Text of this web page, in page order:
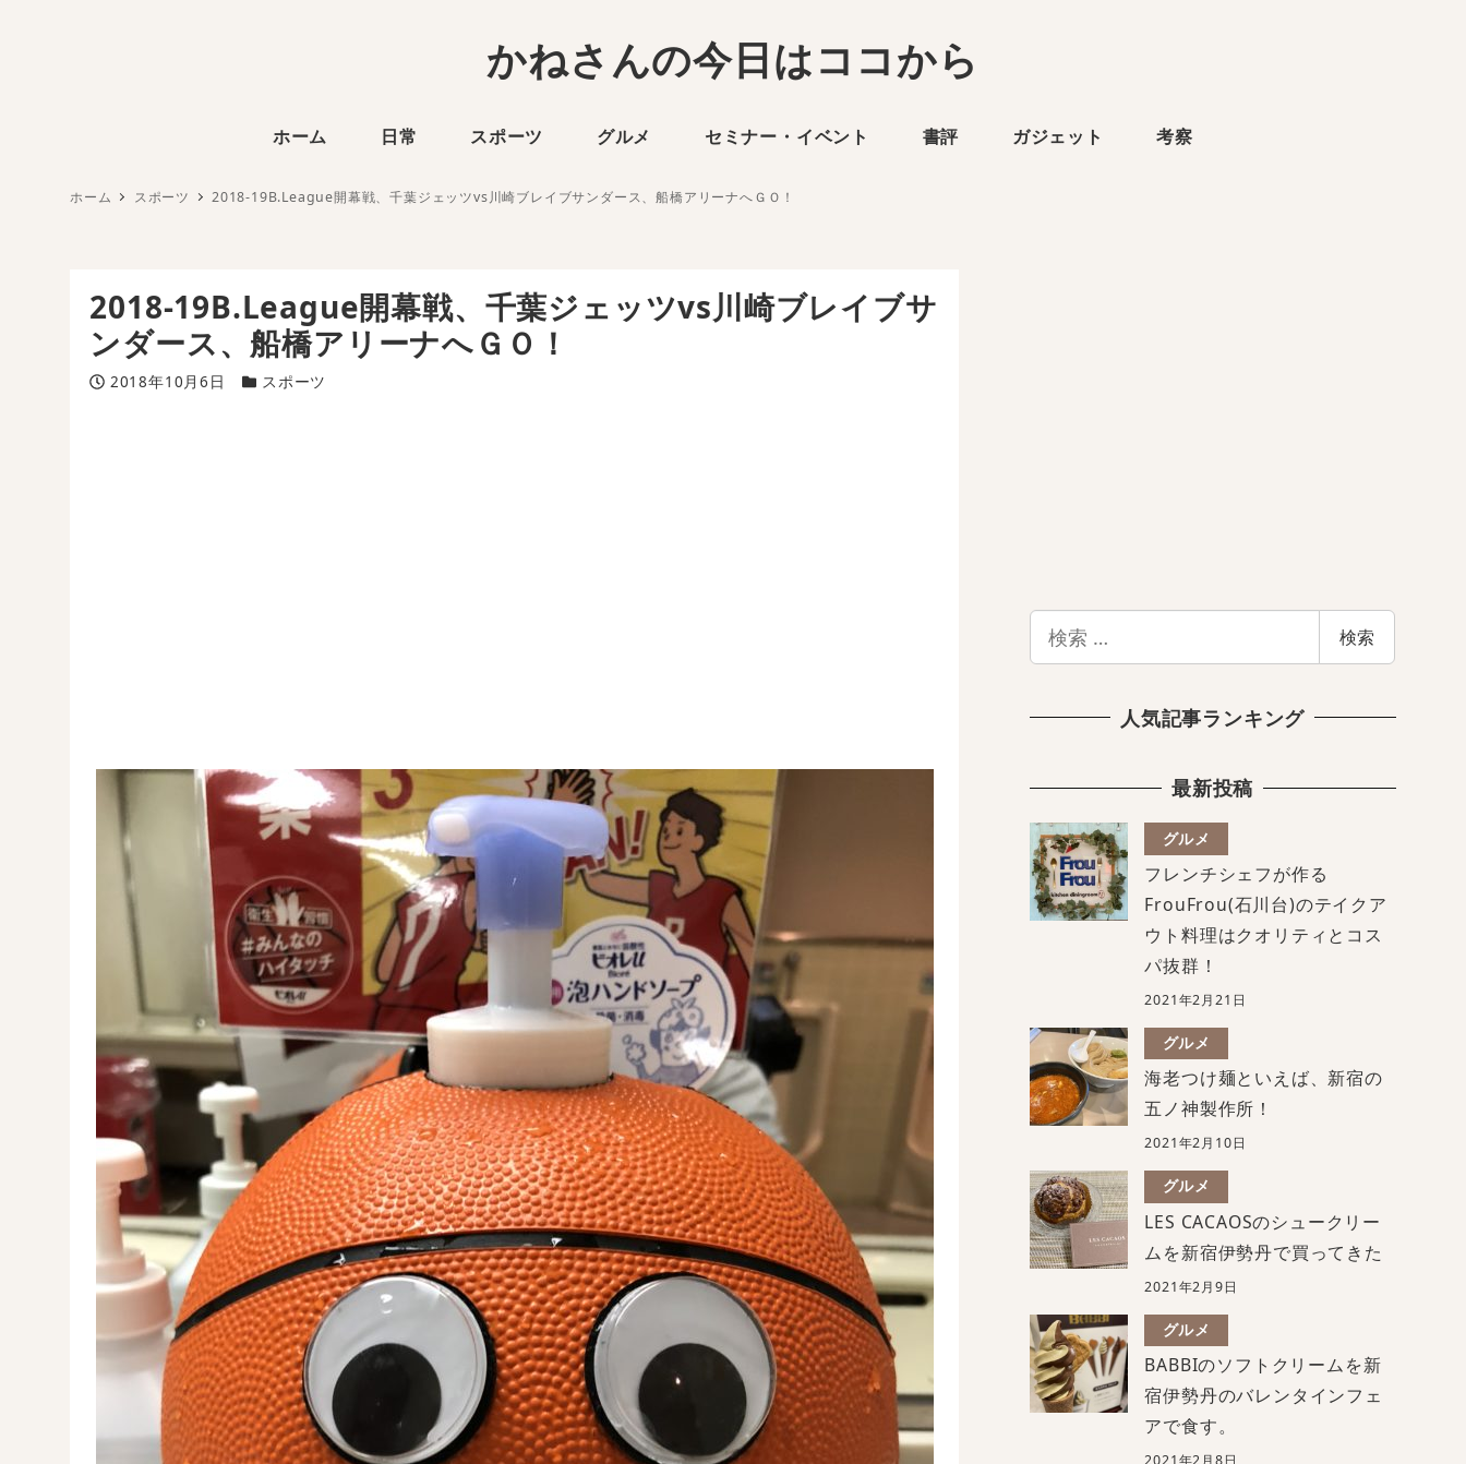
かねさんの今日はココから
ホーム 日常 スポーツ グルメ セミナー・イベント 書評 ガジェット 考察
ホーム スポーツ 2018-19B.League開幕戦、千葉ジェッツvs川崎ブレイブサンダース、船橋アリーナへＧＯ！
2018-19B.League開幕戦、千葉ジェッツvs川崎ブレイブサ
ンダース、船橋アリーナへＧＯ！
投稿日
2018年10月6日 カテゴリー
スポーツ
索
検索
人気記事ランキング
最新投稿
グルメ
フレンチシェフが作る
FrouFrou(石川台)のテイクア
ウト料理はクオリティとコス
パ抜群！
2021年2月21日
グルメ
海老つけ麺といえば、新宿の
五ノ神製作所！
2021年2月10日
グルメ
LES CACAOSのシュークリー
ムを新宿伊勢丹で買ってきた
2021年2月9日
グルメ
BABBIのソフトクリームを新
宿伊勢丹のバレンタインフェ
アで食す。
2021年2月8日